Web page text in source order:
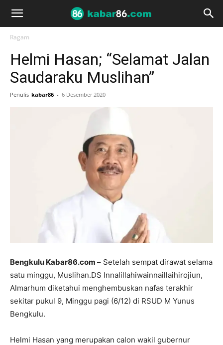
Ragam
Helmi Hasan; “Selamat Jalan
Saudaraku Muslihan”
Penulis kabar86 - 6 Desember 2020
Bengkulu Kabar86.com – Setelah sempat dirawat selama
satu minggu, Muslihan.DS Innalillahiwainnaillaihirojiun,
Almarhum diketahui menghembuskan nafas terakhir
sekitar pukul 9, Minggu pagi (6/12) di RSUD M Yunus
Bengkulu.
Helmi Hasan yang merupakan calon wakil gubernur